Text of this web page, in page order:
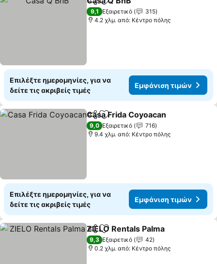
Κοινοποίηση
Προσθήκη στα αγαπημένα
9,1 Εξαιρετικό
315
4.2 χλμ. από: Κέντρο πόλης
Επιλέξτε ημερομηνίες, για να
δείτε τις ακριβείς τιμές
Εμφάνιση τιμών
Κοινοποίηση
Προσθήκη στα αγαπημένα
Casa Frida Coyoacan
9,0 Εξαιρετικό
716
9.4 χλμ. από: Κέντρο πόλης
Επιλέξτε ημερομηνίες, για να
δείτε τις ακριβείς τιμές
Εμφάνιση τιμών
Κοινοποίηση
Προσθήκη στα αγαπημένα
ZIELO Rentals Palma
9,3 Εξαιρετικό
42
0.2 χλμ. από: Κέντρο πόλης